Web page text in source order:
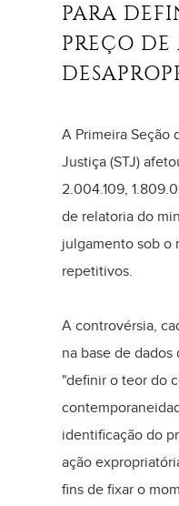
PARA
PREÇO
​A Primeira Seção
Justiça (STJ)
2.004.109,
de relatoria do
julgamento sob o
repetitivos.
A controvérsia,
na base de
"definir o teor do
identificação do
ação
fins de fixar o